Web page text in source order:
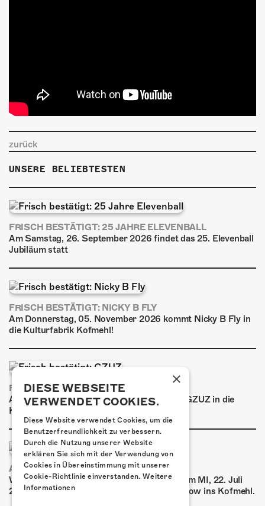
zurück
UNSERE BELIEBTESTEN
FRISCH BESTÄTIGT: 25 JAHRE ELEVENBALL
Am Samstag, 26. September 2026 findet das 25. Elevenball
Jubiläum statt
FRISCH BESTÄTIGT: NICKY B FLY
Am Donnerstag, 05. November 2026 kommt Nicky B Fly in
die Kulturfabrik Kofmehl!
FRISCH BESTÄTIGT: GZUZ
Am Donnerstag, 29. Oktober 2026 kommt GZUZ in die
Kulturfabrik Kofmehl!
AIRBOURNE - SPECIAL SUMMER SHOW
Wow, das ist ein Ding! Airbourne kommen am MI, 22. Juli
2026 für eine exklusive Special Summer Show ins Kofmehl.
×
DIESE WEBSEITE
VERWENDET COOKIES.
Diese Website verwendet Cookies, um die
Benutzerfreundlichkeit zu verbessern.
Durch die Nutzung unserer Website
erklären Sie sich mit der Verwendung von
Cookies in Übereinstimmung mit unserer
Cookie-Richtlinie einverstanden. Weitere
Informationen